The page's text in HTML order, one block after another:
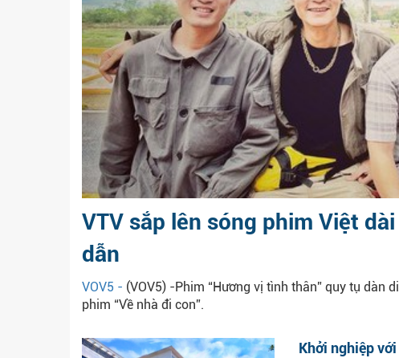
VTV sắp lên sóng phim Việt
dẫn
VOV5 - (VOV5) -Phim “Hương vị tình thân” quy tụ dàn
phim “Về nhà đi con”.
Khởi nghiệp